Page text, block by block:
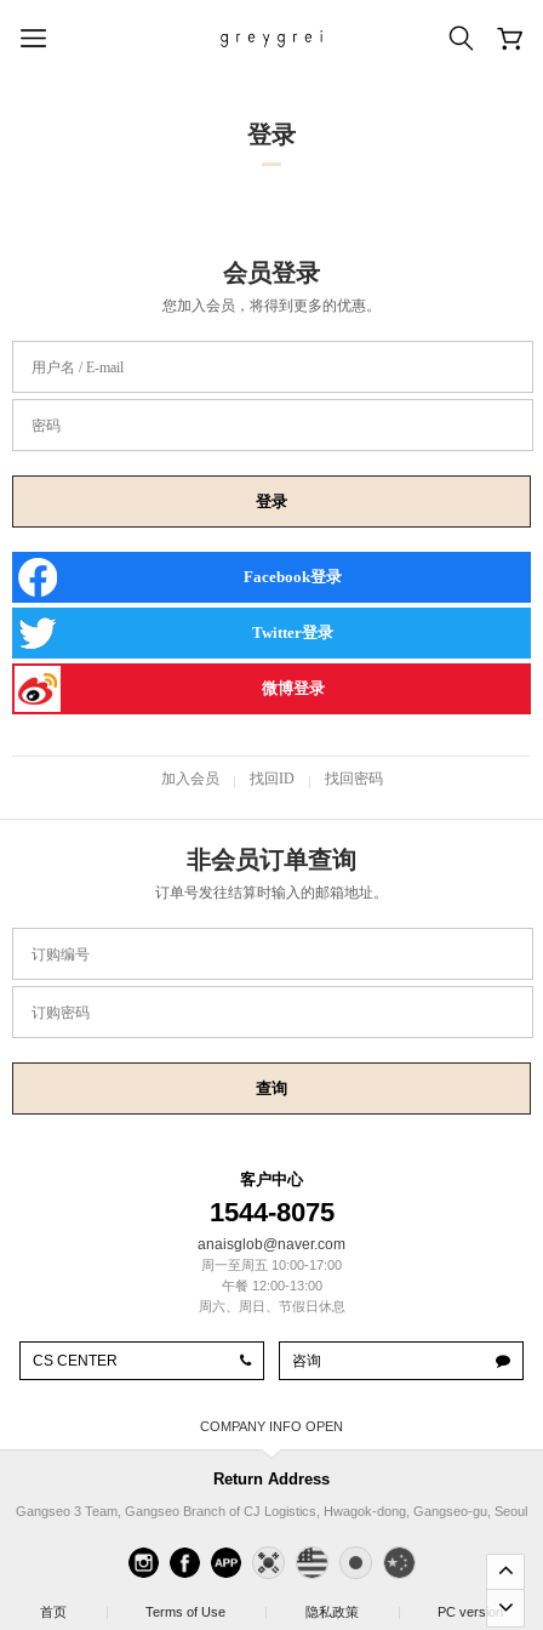
#신상5%할인 #아나이스 제작
#MD추천 #당일발송 #BEST OF BEST
登录
会员登录
您加入会员，将得到更多的优惠。
用户名 / E-mail
密码
登录
Facebook登录
Twitter登录
微博登录
加入会员 找回ID 找回密码
非会员订单查询
订单号发往结算时输入的邮箱地址。
订购编号
订购密码
查询
客户中心
1544-8075
anaisglob@naver.com
周一至周五 10:00-17:00
午餐 12:00-13:00
周六、周日、节假日休息
CS CENTER 咨询
COMPANY INFO
Return Address
Gangseo 3 Team, Gangseo Branch of CJ Logistics, Hwagok-dong, Gangseo-gu, Seoul
首页 | Terms of Use | 隐私政策 | PC version